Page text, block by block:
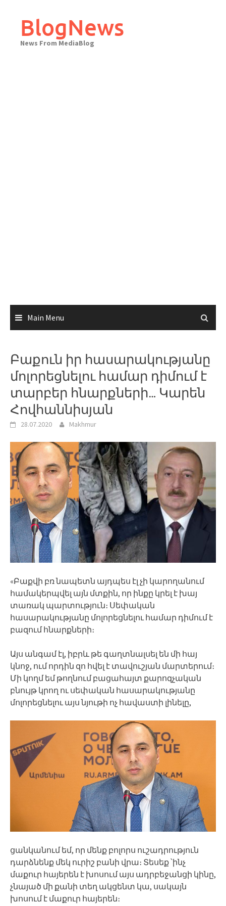
contentBlogNews
News From MediaBlog
Main Menu
Բաքուն իր հասարակությանը
մոլորեցնելու համար դիմում է
տարբեր հնարքների… Կարեն
Հովհաննիսյան
28.07.2020 Makhmur
«Բաքվի բռ նապետն այդպես էլ չի կարողանում
համակերպվել այն մտքին, որ ինքը կրել է խայ
տառակ պարտություն։ Սեփական
հասարակությանը մոլորեցնելու համար դիմում է
բազում հնարքների։
Այս անգամ էլ, իբրև թե գաղտնալսել են մի հայ
կնոջ, ում որդին զո հվել է տավուշյան մարտերում։
Մի կողմ եմ թողնում բացահայտ քարոզչական
բնույթ կրող ու սեփական հասարակությանը
մոլորեցնելու այս նյութի ոչ հավաստի լինելը,
ցանկանում եմ, որ մենք բոլորս ուշադրություն
դարձնենք մեկ ուրիշ բանի վրա։ Տեսեք ՝ինչ
մաքուր հայերեն է խոսում այս ադրբեջանցի կինը,
չնայած մի քանի տեղ ակցենտ կա, սակայն
խոսում է մաքուր հայերեն։